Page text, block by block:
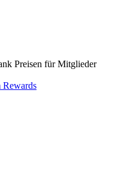
Preisen für Mitglieder
Rewards